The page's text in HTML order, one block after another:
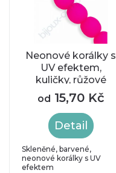
Neonové korálky s
UV efektem,
kuličky, růžové
od 15,70 Kč
Detail
Skleněné, barvené,
neonové korálky s UV
efektem